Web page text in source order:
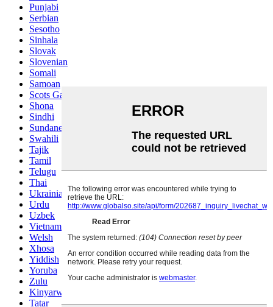
Punjabi
Serbian
Sesotho
Sinhala
Slovak
Slovenian
Somali
Samoan
Scots Gaelic
Shona
Sindhi
Sundanese
Swahili
Tajik
Tamil
Telugu
Thai
Ukrainian
Urdu
Uzbek
Vietnamese
Welsh
Xhosa
Yiddish
Yoruba
Zulu
Kinyarwanda
Tatar